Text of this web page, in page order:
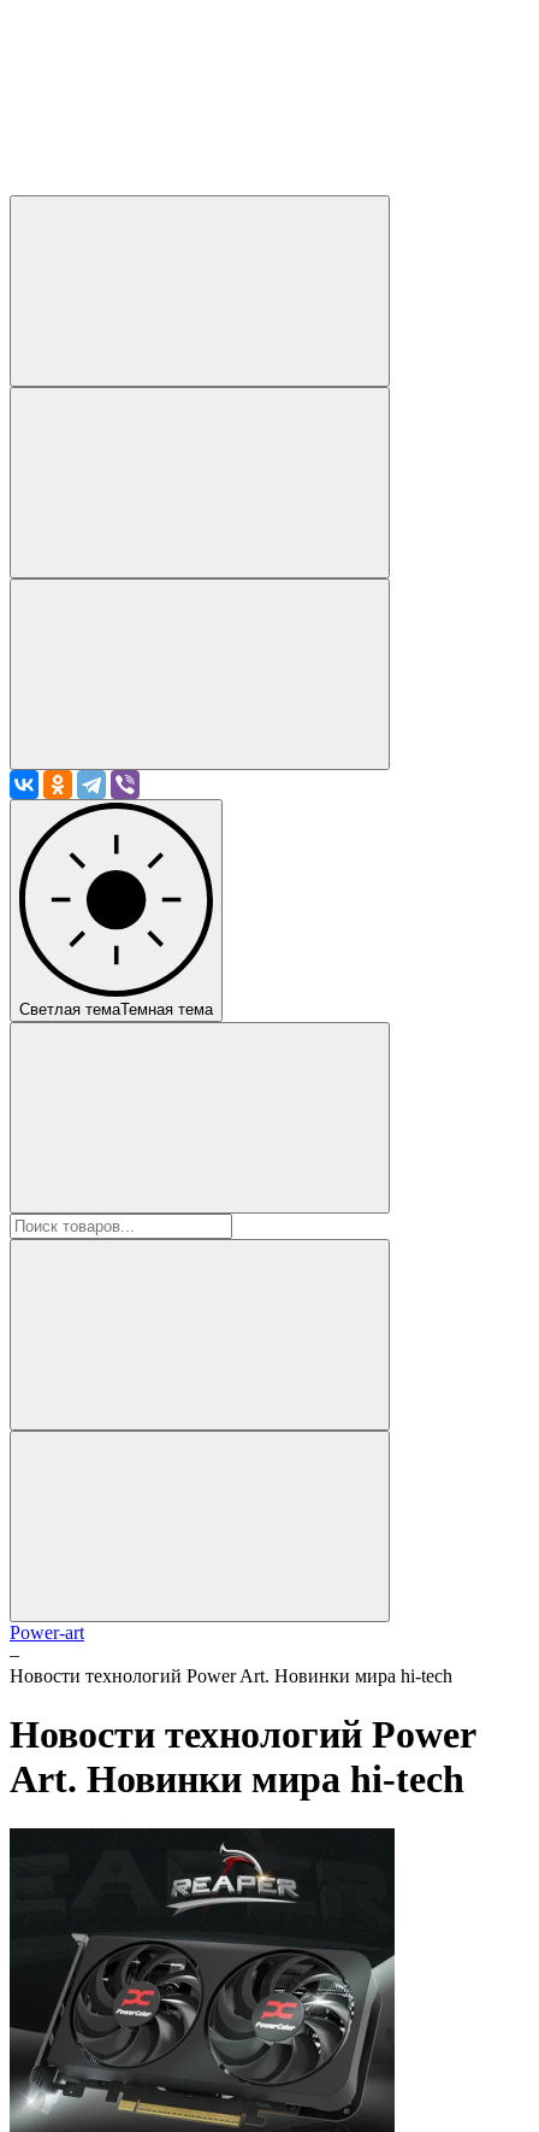
Светлая темаТемная тема
Power-art
–
Новости технологий Power Art. Новинки мира hi-tech
Новости технологий Power
Art. Новинки мира hi-tech